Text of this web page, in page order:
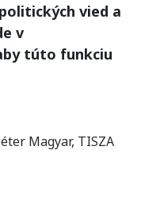
vied a
v
túto funkciu
Magyar, TISZA